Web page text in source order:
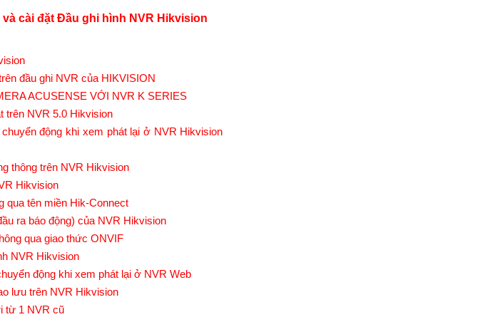
cài đặt Đầu ghi hình NVR Hikvision
đầu ghi NVR của HIKVISION
ACUSENSE VỚI NVR K SERIES
trên NVR 5.0 Hikvision
động khi xem phát lại ở NVR Hikvision
thông trên NVR Hikvision
Hikvision
qua tên miền Hik-Connect
ra báo động) của NVR Hikvision
qua giao thức ONVIF
NVR Hikvision
động khi xem phát lại ở NVR Web
lưu trên NVR Hikvision
từ 1 NVR cũ